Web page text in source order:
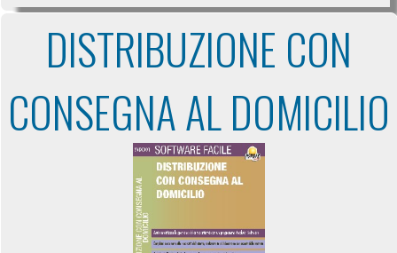
DISTRIBUZIONE CON
CONSEGNA AL DOMICILIO